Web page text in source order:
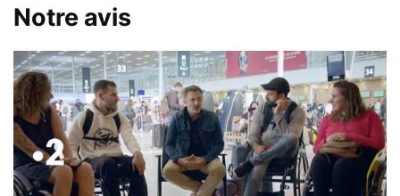
Notre avis